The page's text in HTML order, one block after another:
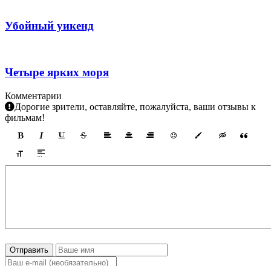
Убойный уикенд
Четыре ярких моря
Комментарии
Дорогие зрители, оставляйте, пожалуйста, ваши отзывы к
фильмам!
Отправить